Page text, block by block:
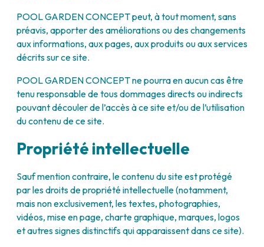
POOL GARDEN CONCEPT peut, à tout moment, sans
préavis, apporter des améliorations ou des changements
aux informations, aux pages, aux produits ou aux services
décrits sur ce site.
POOL GARDEN CONCEPT ne pourra en aucun cas être
tenu responsable de tous dommages directs ou indirects
pouvant découler de l’accès à ce site et/ou de l’utilisation
du contenu de ce site.
Propriété intellectuelle
Sauf mention contraire, le contenu du site est protégé
par les droits de propriété intellectuelle (notamment,
mais non exclusivement, les textes, photographies,
vidéos, mise en page, charte graphique, marques, logos
et autres signes distinctifs qui apparaissent dans ce site).